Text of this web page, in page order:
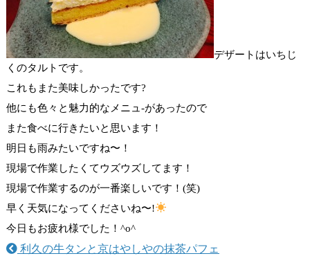
デザートはいちじ
くのタルトです。
これもまた美味しかったです?
他にも色々と魅力的なメニュ-があったので
また食べに行きたいと思います！
明日も雨みたいですね〜！
現場で作業したくてウズウズしてます！
現場で作業するのが一番楽しいです！(笑)
早く天気になってくださいね〜!
今日もお疲れ様でした！^o^
利久の牛タンと京はやしやの抹茶パフェ